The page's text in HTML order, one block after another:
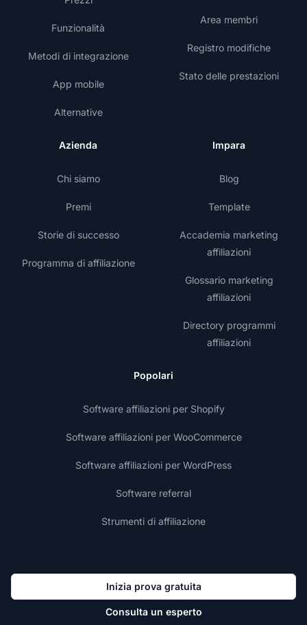
Funzionalità
Metodi di integrazione
App mobile
Alternative
Area membri
Registro modifiche
Stato delle prestazioni
Azienda
Chi siamo
Premi
Storie di successo
Programma di affiliazione
Impara
Blog
Template
Accademia marketing
affiliazioni
Glossario marketing
affiliazioni
Directory programmi
affiliazioni
Popolari
Software affiliazioni per Shopify
Software affiliazioni per WooCommerce
Software affiliazioni per WordPress
Software referral
Strumenti di affiliazione
Inizia prova gratuita
Consulta un esperto